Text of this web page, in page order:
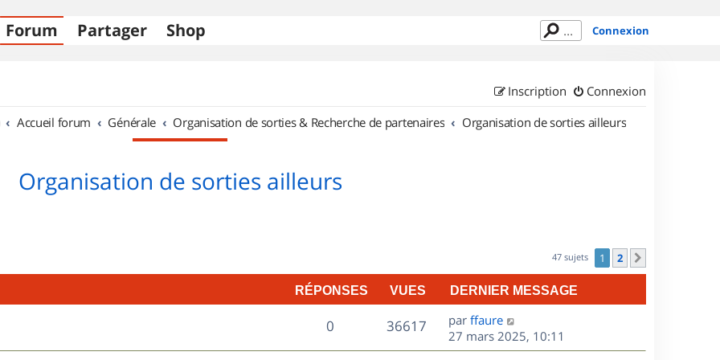
Forum Partager Shop Connexion
Connexion
Inscription
Accueil forum Générale Organisation de sorties & Recherche de partenaires Organisation de sorties ailleurs
Organisation de sorties ailleurs
47 sujets 1 2
RÉPONSES VUES DERNIER MESSAGE
0R
é
36617V
u
D
e
r
par ffaure
27 mars 2025, 10:11